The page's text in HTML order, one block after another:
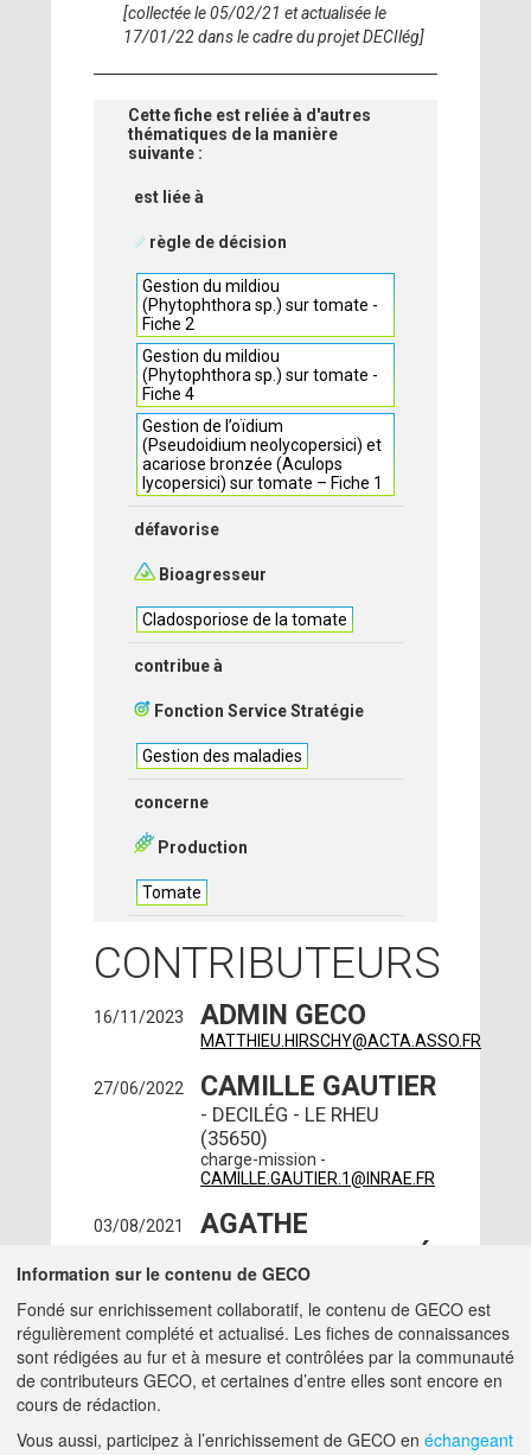
[collectée le 05/02/21 et actualisée le
17/01/22 dans le cadre du projet DECIlég]
Cette fiche est reliée à d'autres
thématiques de la manière
suivante :
est liée à
règle de décision
Gestion du mildiou
(Phytophthora sp.) sur tomate -
Fiche 2
Gestion du mildiou
(Phytophthora sp.) sur tomate -
Fiche 4
Gestion de l’oïdium
(Pseudoidium neolycopersici) et
acariose bronzée (Aculops
lycopersici) sur tomate – Fiche 1
défavorise
Bioagresseur
Cladosporiose de la tomate
contribue à
Fonction Service Stratégie
Gestion des maladies
concerne
Production
Tomate
CONTRIBUTEURS
16/11/2023 ADMIN GECO
MATTHIEU.HIRSCHY@ACTA.ASSO.FR
27/06/2022 CAMILLE GAUTIER
- DECILÉG - LE RHEU
(35650)
charge-mission -
CAMILLE.GAUTIER.1@INRAE.FR
03/08/2021
AGATHE
- DECILÉG - RENNES
(35700)
charge-mission -
AGATHE.MANSION-
VAQUIE@INRAE.FR
A PROPOS DE GECO AIDE
Information sur le contenu de GECO
Fondé sur enrichissement collaboratif, le contenu de GECO est
régulièrement complété et actualisé. Les fiches de connaissances
sont rédigées au fur et à mesure et contrôlées par la communauté
de contributeurs GECO, et certaines d’entre elles sont encore en
cours de rédaction.
Vous aussi, participez à l’enrichissement de GECO en échangeant